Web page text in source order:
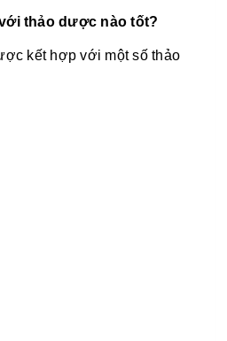
thảo dược nào tốt?
kết hợp với một số thảo